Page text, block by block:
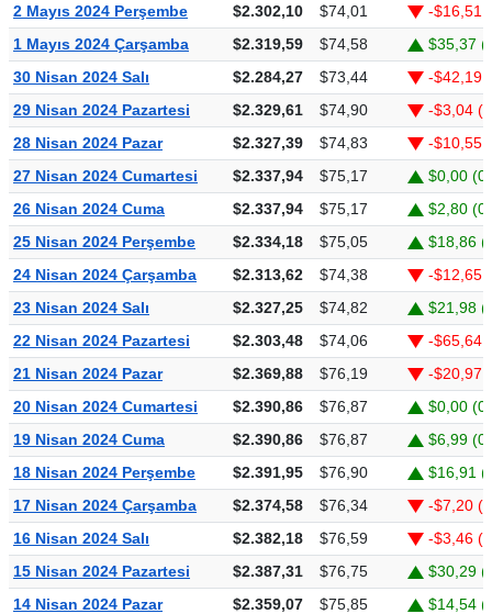
2 Mayıs 2024 Perşembe
$2.302,10 $74,01
-$16,51
1 Mayıs 2024 Çarşamba
$2.319,59 $74,58
$35,37
30 Nisan 2024 Salı
$2.284,27 $73,44
-$42,19
29 Nisan 2024 Pazartesi
$2.329,61 $74,90
-$3,04 (-
28 Nisan 2024 Pazar
$2.327,39 $74,83
-$10,55
27 Nisan 2024 Cumartesi
$2.337,94 $75,17
$0,00
26 Nisan 2024 Cuma
$2.337,94 $75,17
$2,80
25 Nisan 2024 Perşembe
$2.334,18 $75,05
$18,86
24 Nisan 2024 Çarşamba
$2.313,62 $74,38
-$12,65
23 Nisan 2024 Salı
$2.327,25 $74,82
$21,98
22 Nisan 2024 Pazartesi
$2.303,48 $74,06
-$65,64
21 Nisan 2024 Pazar
$2.369,88 $76,19
-$20,97
20 Nisan 2024 Cumartesi
$2.390,86 $76,87
$0,00
19 Nisan 2024 Cuma
$2.390,86 $76,87
$6,99
18 Nisan 2024 Perşembe
$2.391,95 $76,90
$16,91
17 Nisan 2024 Çarşamba
$2.374,58 $76,34
-$7,20 (-
16 Nisan 2024 Salı
$2.382,18 $76,59
-$3,46 (-
15 Nisan 2024 Pazartesi
$2.387,31 $76,75
$30,29
14 Nisan 2024 Pazar
$2.359,07 $75,85
$14,54